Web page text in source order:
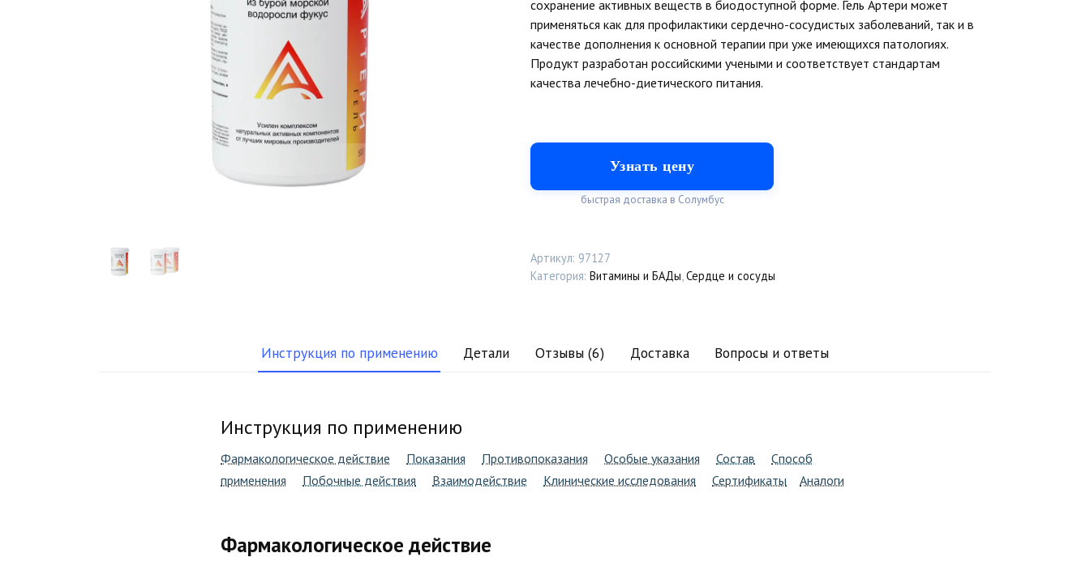
сохранение активных веществ в биодоступной форме. Гель Артери может
применяться как для профилактики сердечно-сосудистых заболеваний, так и в
качестве дополнения к основной терапии при уже имеющихся патологиях.
Продукт разработан российскими учеными и соответствует стандартам
качества лечебно-диетического питания.
Узнать цену
быстрая доставка в Cолумбус
Артикул: 97127
Категория: Витамины и БАДы,Сердце и сосуды
Инструкция по применению Детали Отзывы (6) Доставка Вопросы и ответы
Инструкция по применению
Фармакологическое действие Показания Противопоказания Особые указания Состав
Способ
применения
Побочные действия Взаимодействие Клинические исследования Сертификаты Аналоги
Фармакологическое действие